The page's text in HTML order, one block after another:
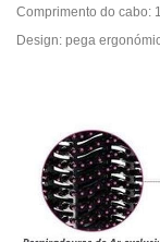
Comprimento do cabo:
Design: pega